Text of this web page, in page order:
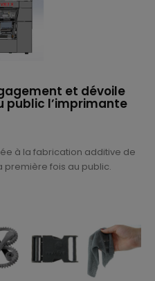
et dévoile
public l’imprimante
à la fabrication additive de
première fois au public.